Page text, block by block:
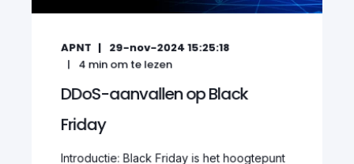
APNT 29-nov-2024 15:25:18
4 min om te lezen
DDoS-aanvallen op Black
Friday
Introductie: Black Friday is het hoogtepunt